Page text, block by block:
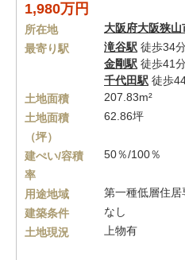
1,980万円
所在地 大阪府大阪狭山
最寄り駅
滝谷駅 徒歩34
金剛駅 徒歩41
千代田駅 徒歩
土地面積
207.83m²
土地面積
（坪）
62.86坪
建ぺい/容積
率
50％/100％
用途地域
第一種低層住居
建築条件
なし
土地現況
上物有